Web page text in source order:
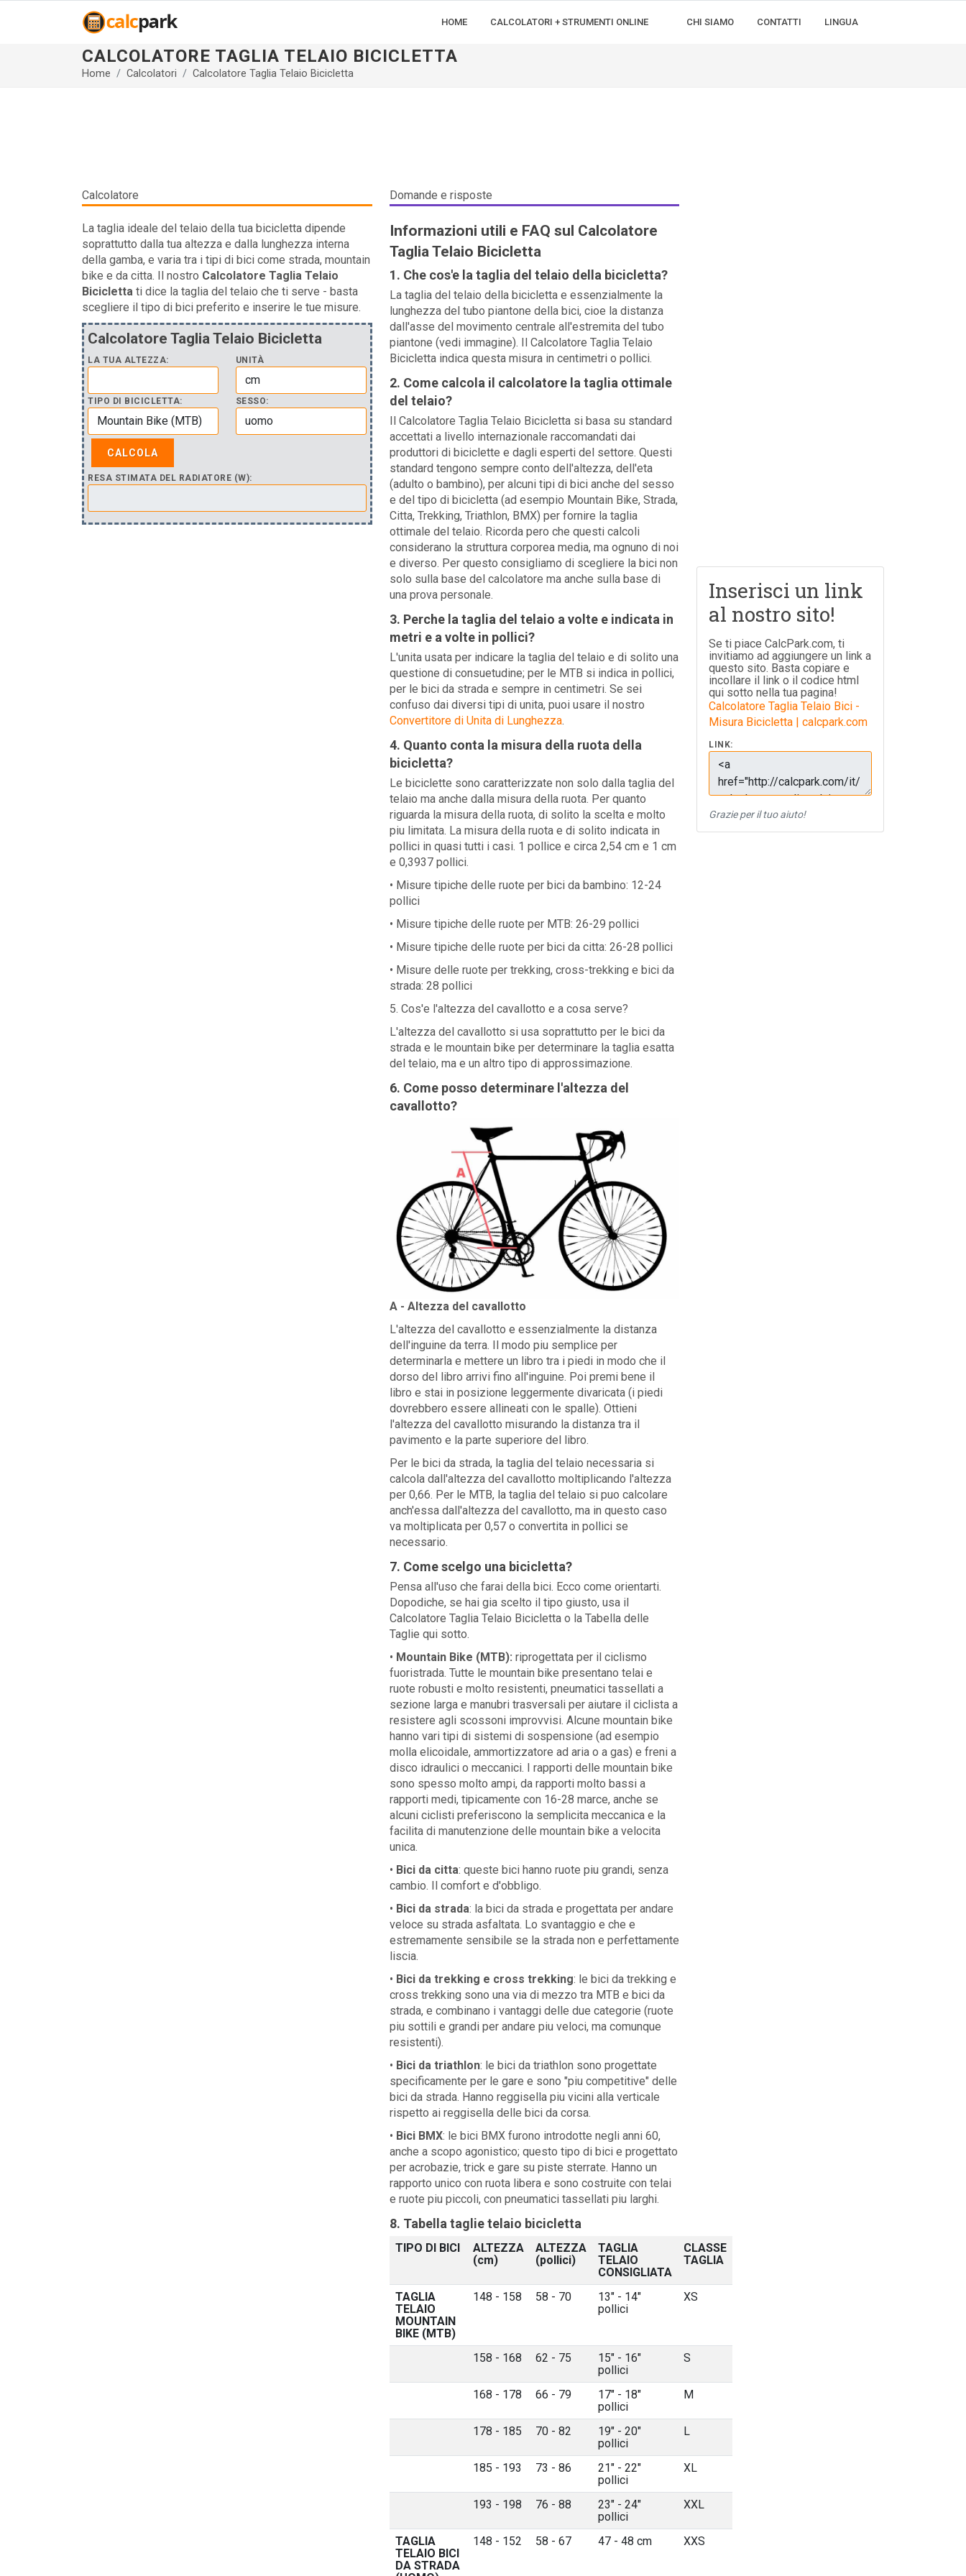
HOME CALCOLATORI + STRUMENTI ONLINE CHI SIAMO CONTATTI LINGUA
CALCOLATORE TAGLIA TELAIO BICICLETTA
Home Calcolatori Calcolatore Taglia Telaio Bicicletta
Calcolatore
La taglia ideale del telaio della tua bicicletta dipende
soprattutto dalla tua altezza e dalla lunghezza interna
della gamba, e varia tra i tipi di bici come strada, mountain
bike e da citta. Il nostro Calcolatore Taglia Telaio
Bicicletta ti dice la taglia del telaio che ti serve - basta
scegliere il tipo di bici preferito e inserire le tue misure.
Calcolatore Taglia Telaio Bicicletta
LA TUA ALTEZZA: UNITÀ
TIPO DI BICICLETTA: SESSO:
RESA STIMATA DEL RADIATORE (W):
Domande e risposte
Informazioni utili e FAQ sul Calcolatore
Taglia Telaio Bicicletta
1. Che cos'e la taglia del telaio della bicicletta?
La taglia del telaio della bicicletta e essenzialmente la
lunghezza del tubo piantone della bici, cioe la distanza
dall'asse del movimento centrale all'estremita del tubo
piantone (vedi immagine). Il Calcolatore Taglia Telaio
Bicicletta indica questa misura in centimetri o pollici.
2. Come calcola il calcolatore la taglia ottimale
del telaio?
Il Calcolatore Taglia Telaio Bicicletta si basa su standard
accettati a livello internazionale raccomandati dai
produttori di biciclette e dagli esperti del settore. Questi
standard tengono sempre conto dell'altezza, dell'eta
(adulto o bambino), per alcuni tipi di bici anche del sesso
e del tipo di bicicletta (ad esempio Mountain Bike, Strada,
Citta, Trekking, Triathlon, BMX) per fornire la taglia
ottimale del telaio. Ricorda pero che questi calcoli
considerano la struttura corporea media, ma ognuno di noi
e diverso. Per questo consigliamo di scegliere la bici non
solo sulla base del calcolatore ma anche sulla base di
una prova personale.
3. Perche la taglia del telaio a volte e indicata in
metri e a volte in pollici?
L'unita usata per indicare la taglia del telaio e di solito una
questione di consuetudine; per le MTB si indica in pollici,
per le bici da strada e sempre in centimetri. Se sei
confuso dai diversi tipi di unita, puoi usare il nostro
Convertitore di Unita di Lunghezza.
4. Quanto conta la misura della ruota della
bicicletta?
Le biciclette sono caratterizzate non solo dalla taglia del
telaio ma anche dalla misura della ruota. Per quanto
riguarda la misura della ruota, di solito la scelta e molto
piu limitata. La misura della ruota e di solito indicata in
pollici in quasi tutti i casi. 1 pollice e circa 2,54 cm e 1 cm
e 0,3937 pollici.
• Misure tipiche delle ruote per bici da bambino: 12-24
pollici
• Misure tipiche delle ruote per MTB: 26-29 pollici
• Misure tipiche delle ruote per bici da citta: 26-28 pollici
• Misure delle ruote per trekking, cross-trekking e bici da
strada: 28 pollici
5. Cos'e l'altezza del cavallotto e a cosa serve?
L'altezza del cavallotto si usa soprattutto per le bici da
strada e le mountain bike per determinare la taglia esatta
del telaio, ma e un altro tipo di approssimazione.
6. Come posso determinare l'altezza del
cavallotto?
A - Altezza del cavallotto
L'altezza del cavallotto e essenzialmente la distanza
dell'inguine da terra. Il modo piu semplice per
determinarla e mettere un libro tra i piedi in modo che il
dorso del libro arrivi fino all'inguine. Poi premi bene il
libro e stai in posizione leggermente divaricata (i piedi
dovrebbero essere allineati con le spalle). Ottieni
l'altezza del cavallotto misurando la distanza tra il
pavimento e la parte superiore del libro.
Per le bici da strada, la taglia del telaio necessaria si
calcola dall'altezza del cavallotto moltiplicando l'altezza
per 0,66. Per le MTB, la taglia del telaio si puo calcolare
anch'essa dall'altezza del cavallotto, ma in questo caso
va moltiplicata per 0,57 o convertita in pollici se
necessario.
7. Come scelgo una bicicletta?
Pensa all'uso che farai della bici. Ecco come orientarti.
Dopodiche, se hai gia scelto il tipo giusto, usa il
Calcolatore Taglia Telaio Bicicletta o la Tabella delle
Taglie qui sotto.
• Mountain Bike (MTB): riprogettata per il ciclismo
fuoristrada. Tutte le mountain bike presentano telai e
ruote robusti e molto resistenti, pneumatici tassellati a
sezione larga e manubri trasversali per aiutare il ciclista a
resistere agli scossoni improvvisi. Alcune mountain bike
hanno vari tipi di sistemi di sospensione (ad esempio
molla elicoidale, ammortizzatore ad aria o a gas) e freni a
disco idraulici o meccanici. I rapporti delle mountain bike
sono spesso molto ampi, da rapporti molto bassi a
rapporti medi, tipicamente con 16-28 marce, anche se
alcuni ciclisti preferiscono la semplicita meccanica e la
facilita di manutenzione delle mountain bike a velocita
unica.
• Bici da citta: queste bici hanno ruote piu grandi, senza
cambio. Il comfort e d'obbligo.
• Bici da strada: la bici da strada e progettata per andare
veloce su strada asfaltata. Lo svantaggio e che e
estremamente sensibile se la strada non e perfettamente
liscia.
• Bici da trekking e cross trekking: le bici da trekking e
cross trekking sono una via di mezzo tra MTB e bici da
strada, e combinano i vantaggi delle due categorie (ruote
piu sottili e grandi per andare piu veloci, ma comunque
resistenti).
• Bici da triathlon: le bici da triathlon sono progettate
specificamente per le gare e sono "piu competitive" delle
bici da strada. Hanno reggisella piu vicini alla verticale
rispetto ai reggisella delle bici da corsa.
• Bici BMX: le bici BMX furono introdotte negli anni 60,
anche a scopo agonistico; questo tipo di bici e progettato
per acrobazie, trick e gare su piste sterrate. Hanno un
rapporto unico con ruota libera e sono costruite con telai
e ruote piu piccoli, con pneumatici tassellati piu larghi.
8. Tabella taglie telaio bicicletta
TIPO DI BICI
ALTEZZA
(cm)
ALTEZZA
(pollici)
TAGLIA
TELAIO
CONSIGLIATA
CLASSE
TAGLIA
TAGLIA
TELAIO
MOUNTAIN
BIKE (MTB)
148 - 158 58 - 70
13" - 14"
pollici
XS
158 - 168 62 - 75
15" - 16"
pollici
S
168 - 178 66 - 79
17" - 18"
pollici
M
178 - 185 70 - 82
19" - 20"
pollici
L
185 - 193 73 - 86
21" - 22"
pollici
XL
193 - 198 76 - 88
23" - 24"
pollici
XXL
TAGLIA
TELAIO BICI
DA STRADA
148 - 152 58 - 67 47 - 48 cm XXS
Inserisci un link
al nostro sito!
Se ti piace CalcPark.com, ti
invitiamo ad aggiungere un link a
questo sito. Basta copiare e
incollare il link o il codice html
qui sotto nella tua pagina!
Calcolatore Taglia Telaio Bici -
Misura Bicicletta | calcpark.com
LINK:
Grazie per il tuo aiuto!